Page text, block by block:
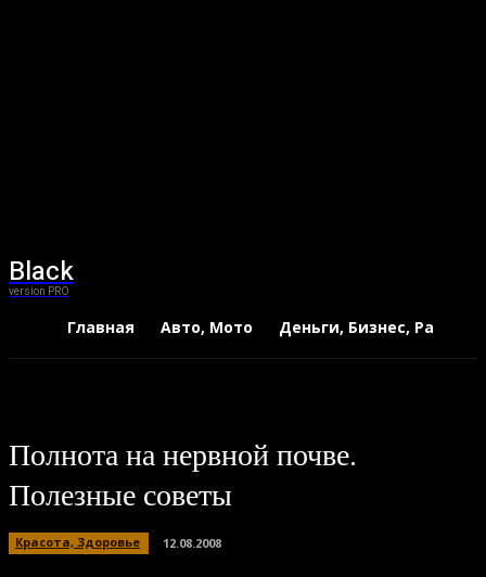
Black
version PRO
Главная Авто, Мото Деньги, Бизнес, Работа
Полнота на нервной почве.
Полезные советы
Красота, Здоровье 12.08.2008